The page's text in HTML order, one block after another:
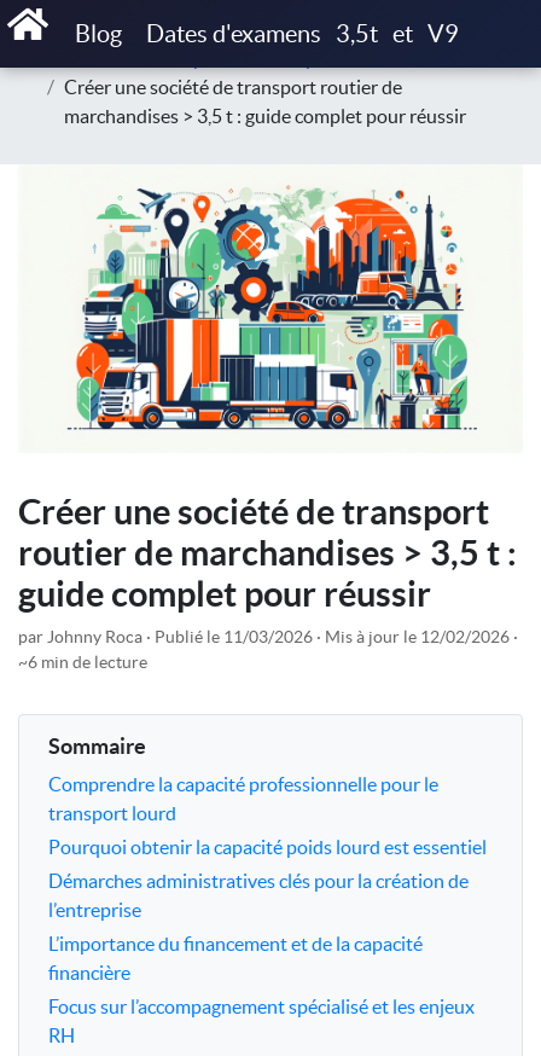
Blog Dates d'examens 3,5t et V9
Accueil
Blog
Créer une société de transport routier de
marchandises > 3,5 t : guide complet pour réussir
Créer une société de transport
routier de marchandises > 3,5 t :
guide complet pour réussir
par Johnny Roca Publié le 11/03/2026
Mis à jour le 12/02/2026
~6 min de lecture
Sommaire
Comprendre la capacité professionnelle pour le
transport lourd
Pourquoi obtenir la capacité poids lourd est essentiel
Démarches administratives clés pour la création de
l’entreprise
L’importance du financement et de la capacité
financière
Focus sur l’accompagnement spécialisé et les enjeux
RH